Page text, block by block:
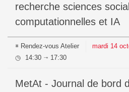
recherche sciences
computationnelles et IA
Rendez-vous Atelier mardi 14
14:30 ⇥ 17:30
MetAt - Journal de bord du 14 octobre